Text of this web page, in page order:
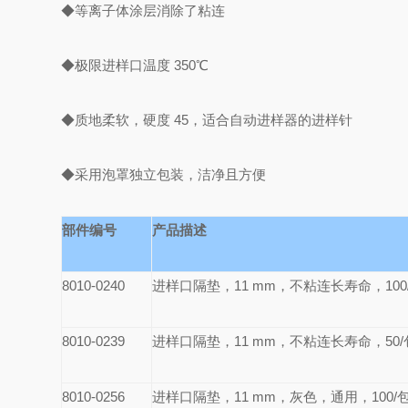
◆等离子体涂层消除了粘连
◆极限进样口温度 350℃
◆质地柔软，硬度 45，适合自动进样器的进样针
◆采用泡罩独立包装，洁净且方便
部件编号 产品描述
8010-0240 进样口隔垫，11 mm，不粘连长寿命，
8010-0239 进样口隔垫，11 mm，不粘连长寿命，50/
8010-0256 进样口隔垫，11 mm，灰色，通用，100/